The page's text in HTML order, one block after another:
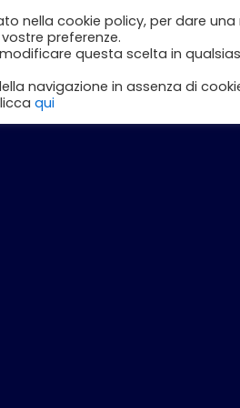
Inizia con DLI
nella cookie policy, per dare
preferenze.
questa scelta in
navigazione in assenza di
qui